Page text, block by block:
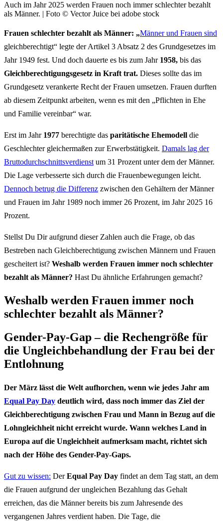
Auch im Jahr 2025 werden Frauen noch immer schlechter bezahlt
als Männer. | Foto © Vector Juice bei adobe stock
Frauen schlechter bezahlt als Männer: „Männer und Frauen sind
gleichberechtigt“ legte der Artikel 3 Absatz 2 des Grundgesetzes im
Jahr 1949 fest. Und doch dauerte es bis zum Jahr 1958, bis das
Gleichberechtigungsgesetz in Kraft trat. Dieses sollte das im
Grundgesetz verankerte Recht der Frauen umsetzen. Frauen durften
ab diesem Zeitpunkt arbeiten, wenn es mit den „Pflichten in Ehe
und Familie vereinbar“ war.
Erst im Jahr 1977 berechtigte das paritätische Ehemodell die
Geschlechter gleichermaßen zur Erwerbstätigkeit. Damals lag der
Bruttodurchschnittsverdienst um 31 Prozent unter dem der Männer.
Die Lage verbesserte sich durch die Frauenbewegungen leicht.
Dennoch betrug die Differenz zwischen den Gehältern der Männer
und Frauen im Jahr 1989 noch immer 26 Prozent, im Jahr 2025 16
Prozent.
Stellst Du Dir aufgrund dieser Zahlen auch die Frage, ob das
Bestreben nach Gleichberechtigung zwischen Männern und Frauen
gescheitert ist? Weshalb werden Frauen immer noch schlechter
bezahlt als Männer? Hast Du ähnliche Erfahrungen gemacht?
Weshalb werden Frauen immer noch
schlechter bezahlt als Männer?
Gender-Pay-Gap – die Rechengröße für
die Ungleichbehandlung der Frau bei der
Entlohnung
Der März lässt die Welt aufhorchen, wenn wie jedes Jahr am
Equal Pay Day deutlich wird, dass noch immer das Ziel der
Gleichberechtigung zwischen Frau und Mann in Bezug auf die
Lohngleichheit nicht erreicht wurde. Wann welches Land in
Europa auf die Ungleichheit aufmerksam macht, richtet sich
nach der Höhe des Gender-Pay-Gaps.
Gut zu wissen: DerEqual Pay Day findet an dem Tag statt, an dem
die Frauen aufgrund der ungleichen Bezahlung das Gehalt
erreichen, das die Männer bereits bis zum Jahresende des
vergangenen Jahres verdient haben. Die Tage, die